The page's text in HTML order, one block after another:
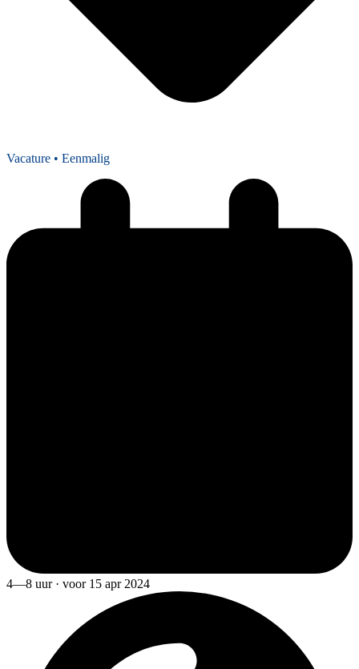
Vacature • Eenmalig
4—8 uur · voor 15 apr 2024